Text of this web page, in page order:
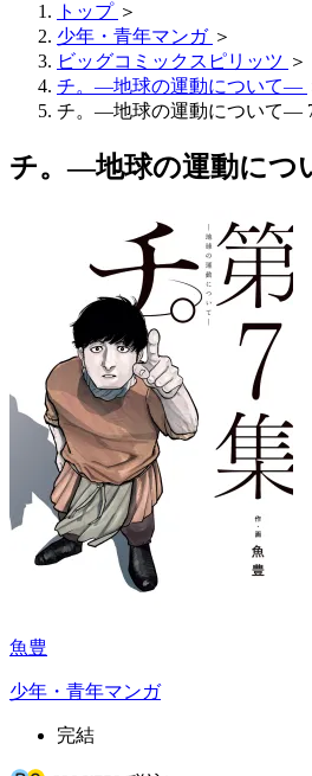
トップ ＞
少年・青年マンガ ＞
ビッグコミックスピリッツ ＞
チ。―地球の運動について―
チ。―地球の運動について―
チ。―地球の運動につ
魚豊
少年・青年マンガ
完結